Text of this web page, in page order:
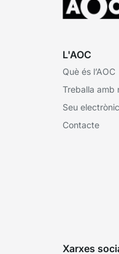
L'AOC
Què és l’AOC
Treballa amb
Seu
Contacte
Xarxes